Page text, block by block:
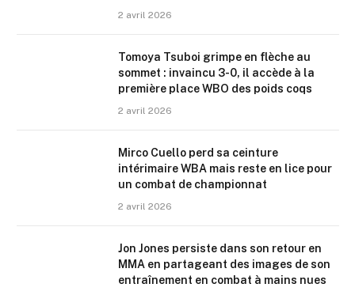
2 avril 2026
Tomoya Tsuboi grimpe en flèche au
sommet : invaincu 3-0, il accède à la
première place WBO des poids coqs
2 avril 2026
Mirco Cuello perd sa ceinture
intérimaire WBA mais reste en lice pour
un combat de championnat
2 avril 2026
Jon Jones persiste dans son retour en
MMA en partageant des images de son
entraînement en combat à mains nues